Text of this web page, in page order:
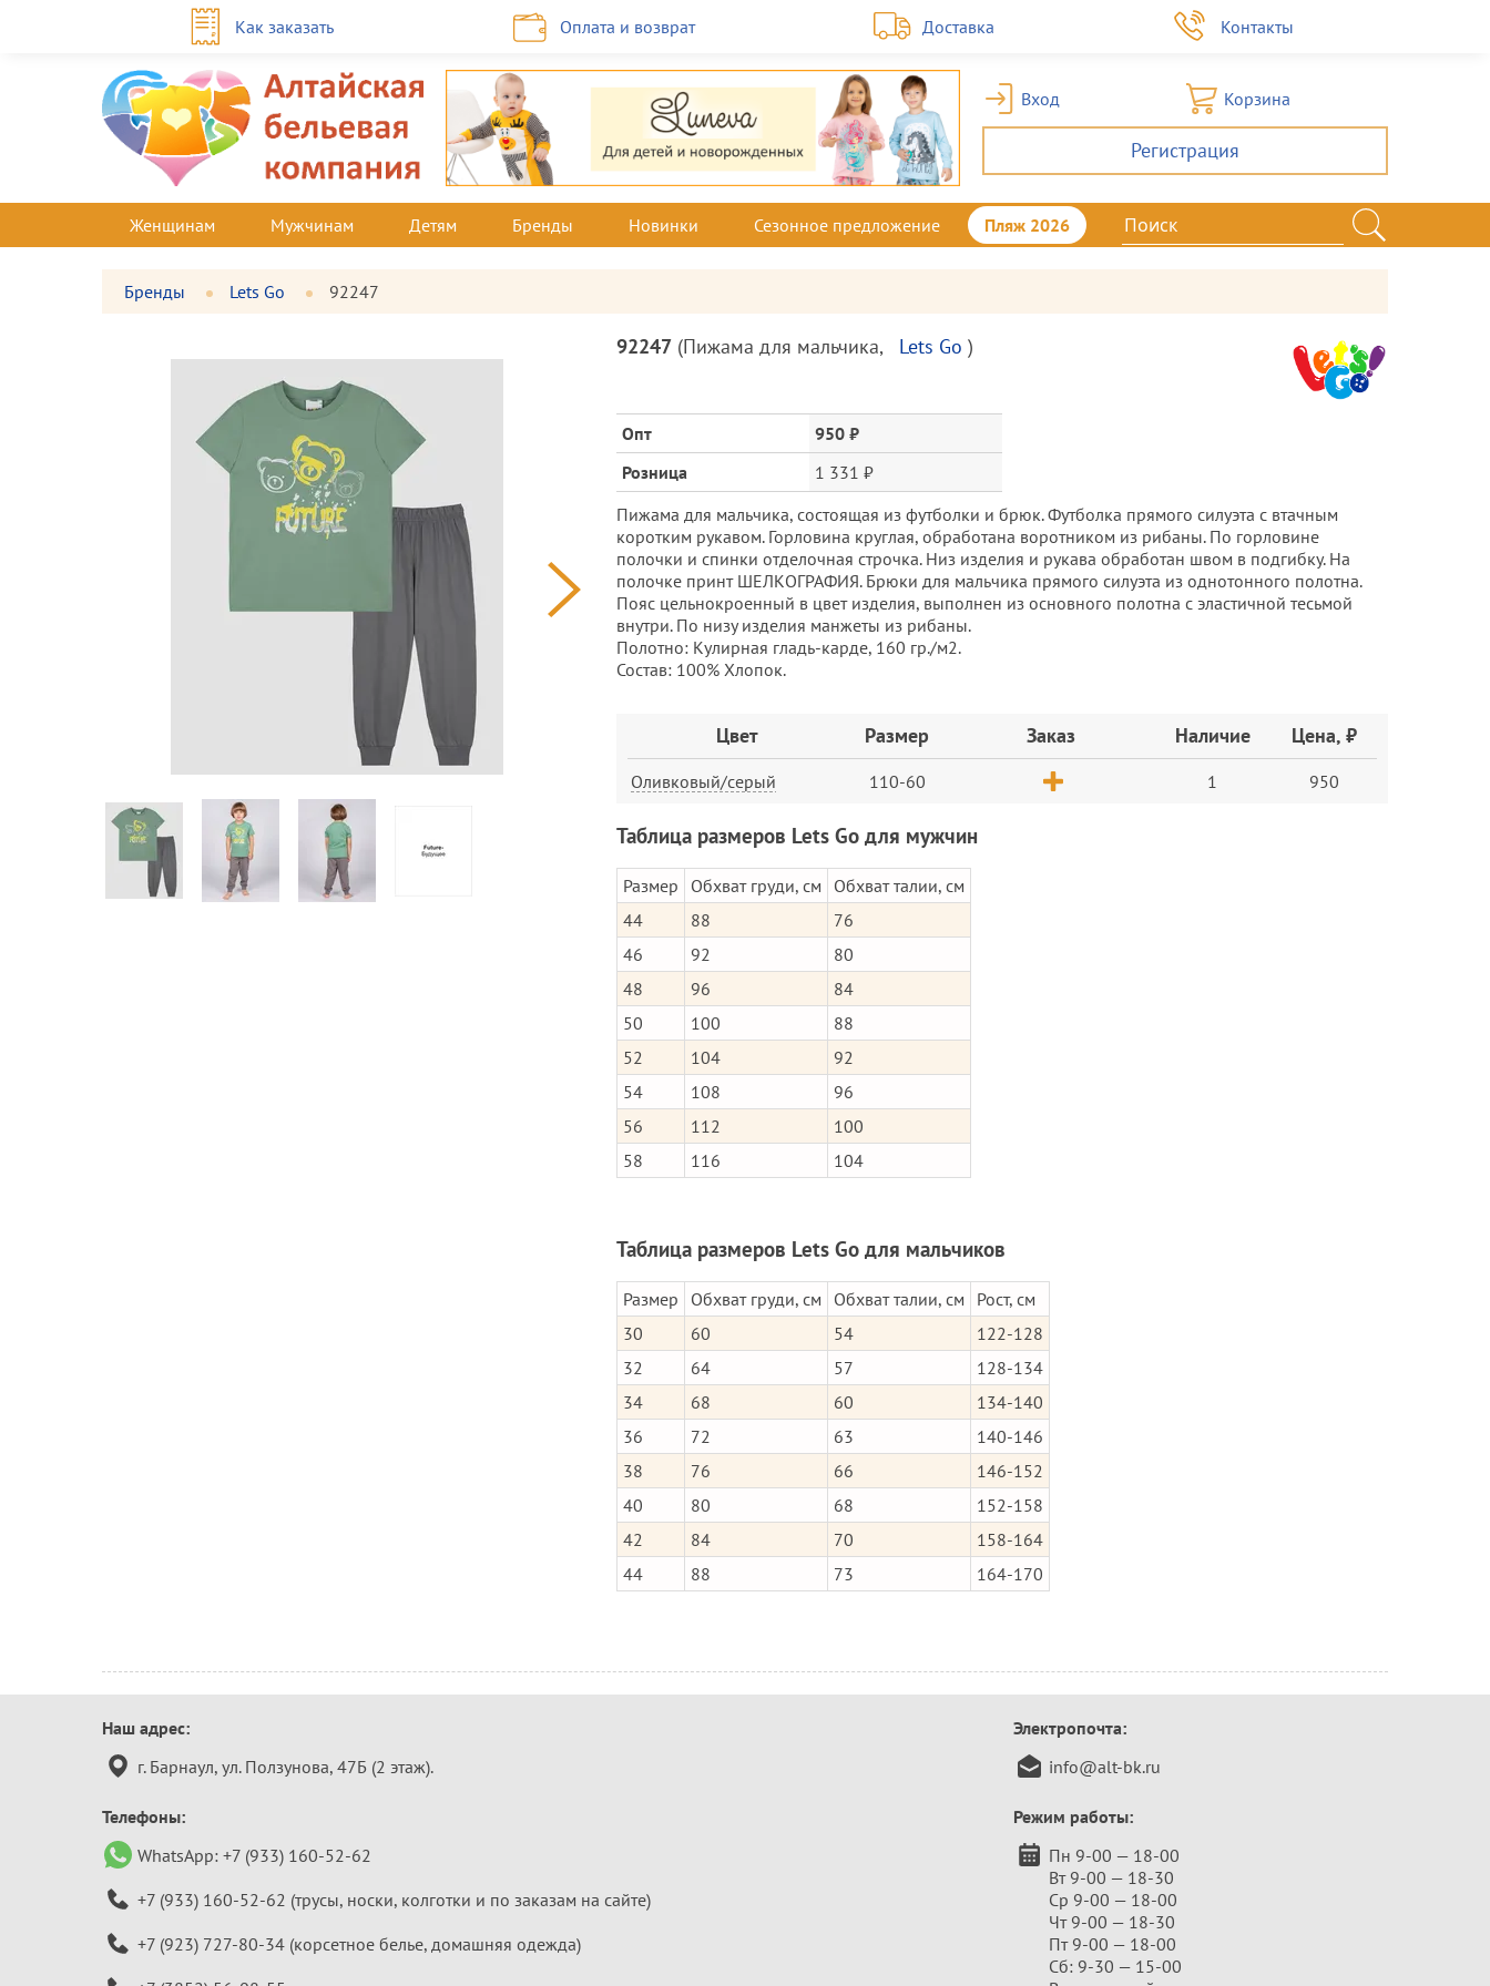
Как заказать Оплата и возврат Доставка Контакты
Вход Корзина
Регистрация
Женщинам Мужчинам Детям Бренды Новинки Сезонное предложение Пляж 2026
Бренды Lets Go 92247
товара
фотография
Предпросмотр
фотографий
Описание
товара
цена
92247 (Пижама для мальчика, Lets Go )
Опт
950 ₽
Розница
1 331 ₽
Пижама для мальчика, состоящая из футболки и брюк. Футболка прямого силуэта с втачным
коротким рукавом. Горловина круглая, обработана воротником из рибаны. По горловине
полочки и спинки отделочная строчка. Низ изделия и рукава обработан швом в подгибку. На
полочке принт ШЕЛКОГРАФИЯ. Брюки для мальчика прямого силуэта из однотонного полотна.
Пояс цельнокроенный в цвет изделия, выполнен из основного полотна с эластичной тесьмой
внутри. По низу изделия манжеты из рибаны.
Полотно: Кулирная гладь-карде, 160 гр./м2.
Состав: 100% Хлопок.
Цвет Размер Заказ Наличие Цена, ₽
Оливковый/серый 110-60 1 950
Таблица размеров Lets Go для мужчин
Размер Обхват груди, см
Обхват талии, см
44
88
76
46
92
80
48
96
84
50
100
88
52
104
92
54
108
96
56
112
100
58
116 104
Таблица размеров Lets Go для мальчиков
Размер Обхват груди, см Обхват талии, см
Рост, см
30
60 54
122-128
32
64 57
128-134
34
68 60
134-140
36
72 63
140-146
38
76 66
146-152
40
80 68
152-158
42
84 70
158-164
44
88 73 164-170
Контактная
информация
Наш адрес:
г. Барнаул, ул. Ползунова, 47Б (2 этаж).
Телефоны:
WhatsApp: +7 (933) 160-52-62
+7 (933) 160-52-62 (трусы, носки, колготки и по заказам на сайте)
+7 (923) 727-80-34 (корсетное белье, домашняя одежда)
Электропочта:
info@alt-bk.ru
Режим работы:
Пн 9-00 — 18-00
Вт 9-00 — 18-30
Ср 9-00 — 18-00
Чт 9-00 — 18-30
Пт 9-00 — 18-00
Сб: 9-30 — 15-00